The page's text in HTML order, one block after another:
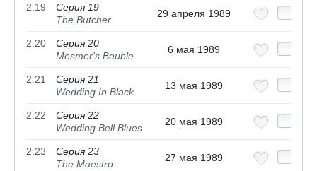
2.19
Серия 19
The Butcher
29 апреля 1989
2.20
Серия 20
Mesmer's Bauble
6 мая 1989
2.21
Серия 21
Wedding In Black
13 мая 1989
2.22
Серия 22
Wedding Bell Blues
20 мая 1989
2.23
Серия 23
The Maestro
27 мая 1989